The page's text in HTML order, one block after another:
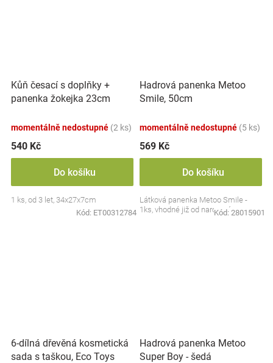
Kůň česací s doplňky +
panenka žokejka 23cm
momentálně nedostupné (2 ks)
540 Kč
Do košíku
1 ks, od 3 let, 34x27x7cm
Kód: ET00312784
Hadrová panenka Metoo
Smile, 50cm
momentálně nedostupné (5 ks)
569 Kč
Do košíku
Látková panenka Metoo Smile -
1ks, vhodné již od narození
Kód: 28015901
6-dílná dřevěná kosmetická
sada s taškou, Eco Toys
Hadrová panenka Metoo
Super Boy - šedá